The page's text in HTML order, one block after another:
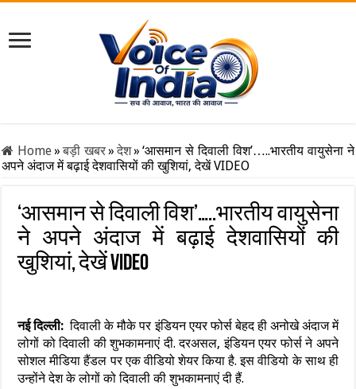
Home» बड़ी खबर» देश» ‘आसमान से दिवाली विश’…..भारतीय वायुसेना ने
अपने अंदाज में बढ़ाई देशवासियों की खुशियां, देखें VIDEO
‘आसमान से दिवाली विश’…..भारतीय वायुसेना
ने अपने अंदाज में बढ़ाई देशवासियों की
खुशियां, देखें VIDEO
नई दिल्ली:दिवाली के मौके पर इंडियन एयर फोर्स बेहद ही अनोखे अंदाज में
लोगों को दिवाली की शुभकामनाएं दी. दरअसल, इंडियन एयर फोर्स ने अपने
सोशल मीडिया हैंडल पर एक वीडियो शेयर किया है. इस वीडियो के साथ ही
उन्होंने देश के लोगों को दिवाली की शुभकामनाएं दी हैं.